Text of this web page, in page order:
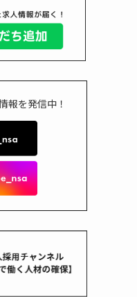
報を発信中！